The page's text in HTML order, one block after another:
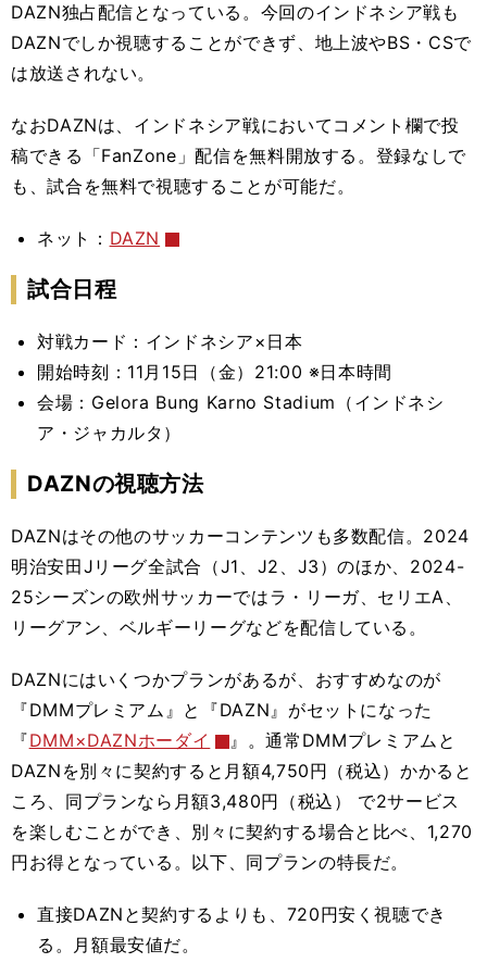
DAZN独占配信となっている。今回のインドネシア戦も
DAZNでしか視聴することができず、地上波やBS・CSで
は放送されない。
なおDAZNは、インドネシア戦においてコメント欄で投
稿できる「FanZone」配信を無料開放する。登録なしで
も、試合を無料で視聴することが可能だ。
ネット： DAZN
試合日程
対戦カード：インドネシア×日本
開始時刻：11月15日（金）21:00 ※日本時間
会場：Gelora Bung Karno Stadium （インドネシ
ア・ジャカルタ）
DAZNの視聴方法
DAZNはその他のサッカーコンテンツも多数配信。2024
明治安田Jリーグ全試合（J1、J2、J3）のほか、2024-
25シーズンの欧州サッカーではラ・リーガ、セリエA、
リーグアン、ベルギーリーグなどを配信している。
DAZNにはいくつかプランがあるが、おすすめなのが
『DMMプレミアム』と『DAZN』がセットになった
『DMM×DAZNホーダイ
』。通常DMMプレミアムと
DAZNを別々に契約すると月額4,750円（税込）かかると
ころ、同プランなら月額3,480円（税込） で2サービス
を楽しむことができ、別々に契約する場合と比べ、 1,270
円お得となってい る。以下、同プランの特長だ。
直接DAZNと契約するよりも、720円安く視聴でき
る。月額最安値だ。